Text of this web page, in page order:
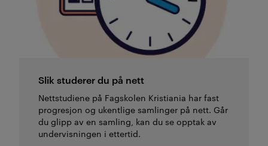
Slik studerer du på nett
Nettstudiene på Fagskolen Kristiania har fast
progresjon og ukentlige samlinger på nett. Går
du glipp av en samling, kan du se opptak av
undervisningen i ettertid.